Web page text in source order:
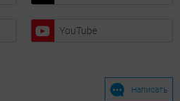
YouTube
Написать